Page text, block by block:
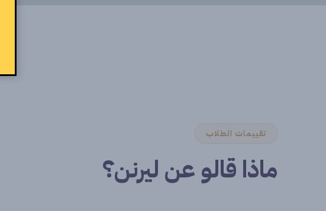
تقييمات الطلاب
ماذا قالو عن ليرنن؟